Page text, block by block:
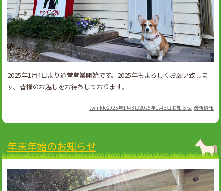
❗️”
2025年1月4日より通常営業開始です。2025年もよろしくお願い致しま
す。皆様のお越しをお待ちしております。
Author
twinklePosted
2025年1月3日2025年1月3日Categories
お知らせ 最新情報
年末年始のお知らせ